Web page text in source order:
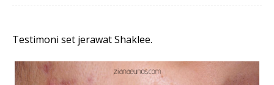
Testimoni set jerawat Shaklee.